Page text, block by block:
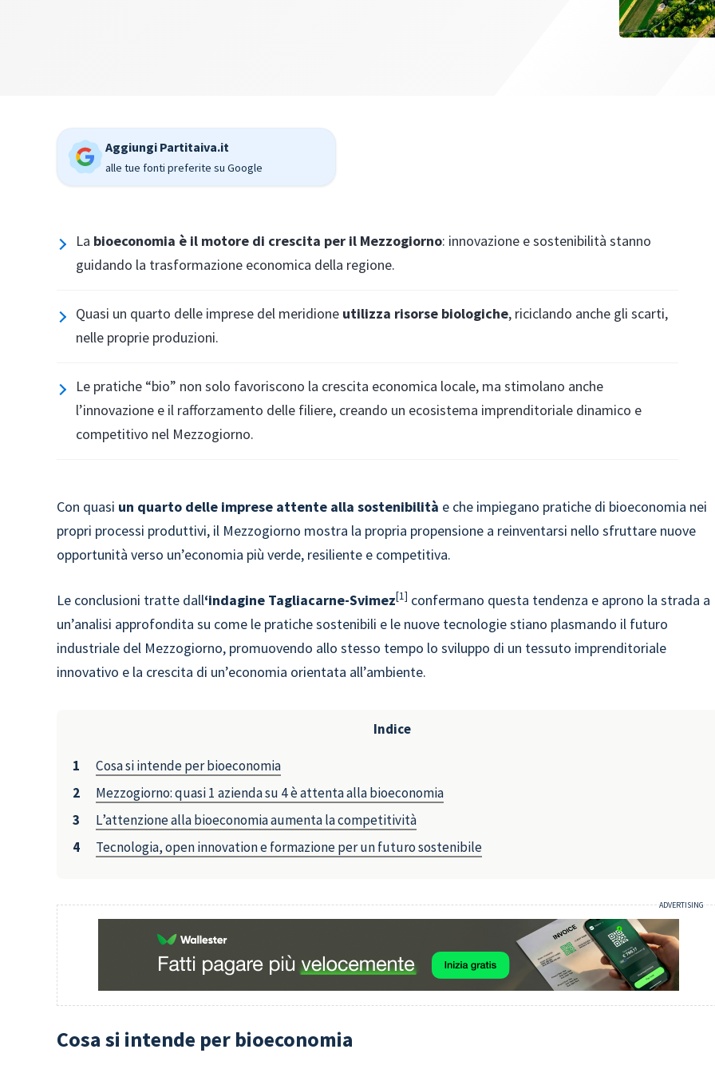
Aggiungi Partitaiva.it
alle tue fonti preferite su Google
La bioeconomia è il motore di crescita per il Mezzogiorno: innovazione e sostenibilità stanno
guidando la trasformazione economica della regione.
Quasi un quarto delle imprese del meridione utilizza risorse biologiche, riciclando anche gli scarti,
nelle proprie produzioni.
Le pratiche “bio” non solo favoriscono la crescita economica locale, ma stimolano anche
l’innovazione e il rafforzamento delle filiere, creando un ecosistema imprenditoriale dinamico e
competitivo nel Mezzogiorno.
Con quasi un quarto delle imprese attente alla sostenibilità e che impiegano pratiche di bioeconomia nei
propri processi produttivi, il Mezzogiorno mostra la propria propensione a reinventarsi nello sfruttare nuove
opportunità verso un’economia più verde, resiliente e competitiva.
Le conclusioni tratte dall‘indagine Tagliacarne-Svimez 1 confermano questa tendenza e aprono la strada a
un’analisi approfondita su come le pratiche sostenibili e le nuove tecnologie stiano plasmando il futuro
industriale del Mezzogiorno, promuovendo allo stesso tempo lo sviluppo di un tessuto imprenditoriale
innovativo e la crescita di un’economia orientata all’ambiente.
Indice
Cosa si intende per bioeconomia
Mezzogiorno: quasi 1 azienda su 4 è attenta alla bioeconomia
L’attenzione alla bioeconomia aumenta la competitività
Tecnologia, open innovation e formazione per un futuro sostenibile
Cosa si intende per bioeconomia